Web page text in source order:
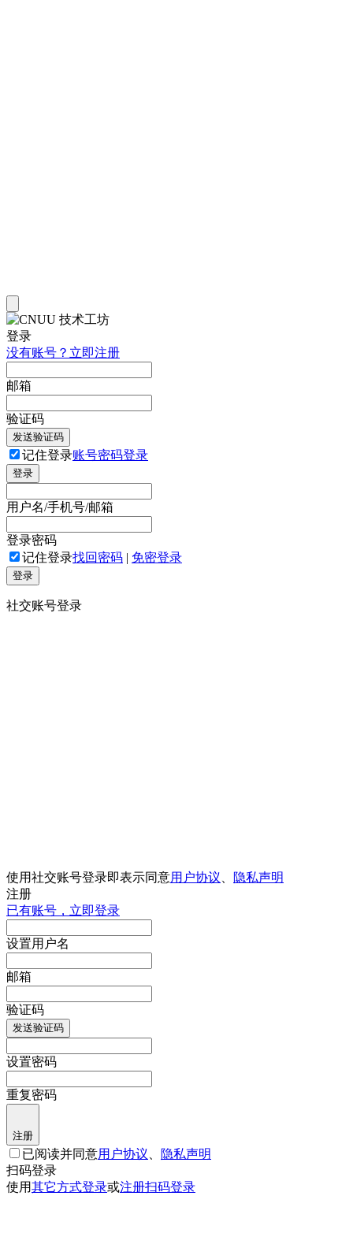
登录
没有账号？立即注册
邮箱
验证码
发送验证码
记住登录账号密码登录
登录
用户名/手机号/邮箱
登录密码
记住登录找回密码 | 免密登录
登录
社交账号登录
使用社交账号登录即表示同意用户协议
隐私声明
注册
已有账号，立即登录
设置用户名
邮箱
验证码
发送验证码
设置密码
重复密码
注册
已阅读并同意用户协议
隐私声明
扫码登录
使用其它方式登录或注册扫码登录